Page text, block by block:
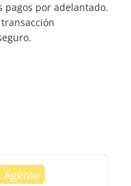
pagos por adelantado.